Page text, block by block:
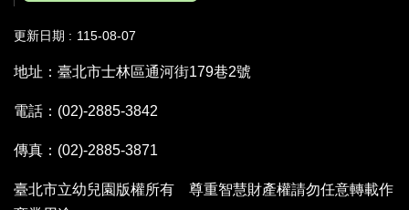
更新日期 115-08-07
地址：臺北市士林區通河街179巷2號
電話：(02)-2885-3842
傳真：(02)-2885-3871
臺北市立幼兒園版權所有 尊重智慧財產權請勿任意轉載作